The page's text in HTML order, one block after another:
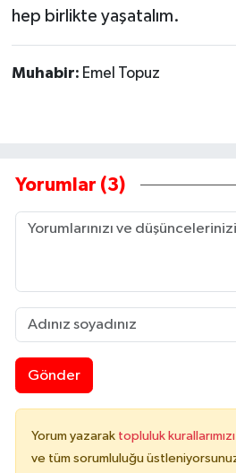
hep birlikte yaşatalım.
Muhabir: Emel Topuz
Yorumlar (3)
Gönder
Yorum yazarak topluluk kurallarımızı
ve tüm sorumluluğu